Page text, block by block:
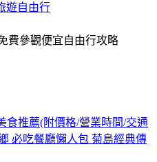
遊自由行
食推薦(附價格/營業時間/交通
必吃餐廳懶人包 菊島經典傳